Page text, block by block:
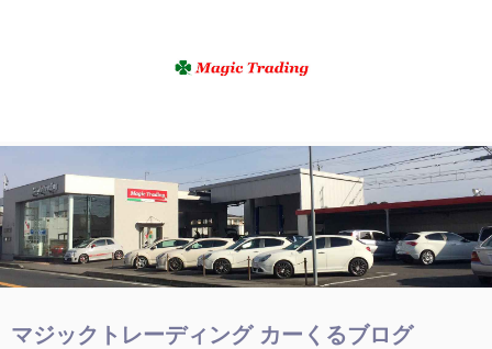
マジックトレーディング カーくるブログ